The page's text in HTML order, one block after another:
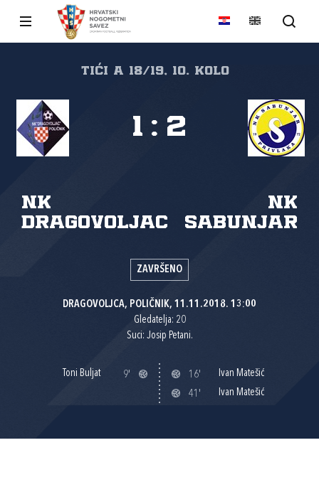
tići A 18/19, 10. kolo
NK
Dragovoljac
NK
Sabunjar
1 : 2
ZAVRŠENO
DRAGOVOLJCA, POLIČNIK, 11.11.2018. 13:00
Gledatelja: 20
Suci: Josip Petani.
Toni Buljat 9' 16'
Ivan Matešić
41'
Ivan Matešić